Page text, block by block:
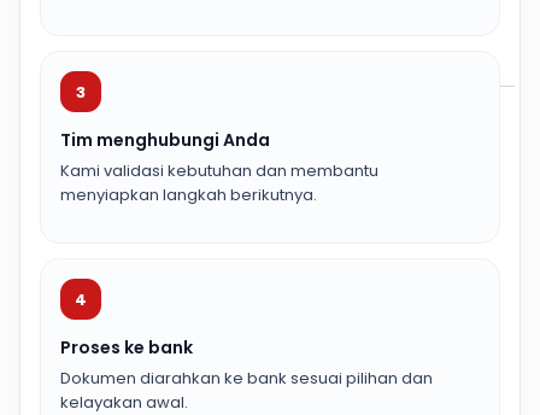
3
Tim menghubungi Anda
Kami validasi kebutuhan dan membantu
menyiapkan langkah berikutnya.
4
Proses ke bank
Dokumen diarahkan ke bank sesuai pilihan dan
kelayakan awal.